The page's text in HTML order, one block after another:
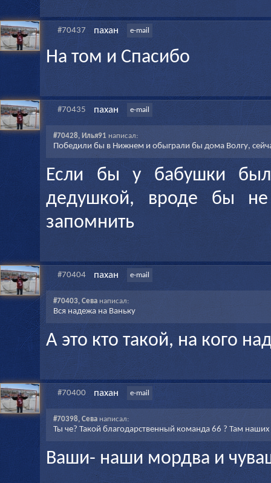
#70437 пахан e-mail
На том и Спасибо
#70435 пахан e-mail
#70428, Илья91 написал:
Победили бы в Нижнем и обыграли бы дома Волгу,
Если бы у бабушки
дедушкой, вроде бы
запомнить
#70404 пахан e-mail
#70403, Севанаписал:
Вся надежа на Ваньку
А это кто такой, на кого
#70400 пахан e-mail
#70398, Севанаписал:
Ты че? Такой благодарственный команда 66 ? Там наших
Ваши- наши мордва и